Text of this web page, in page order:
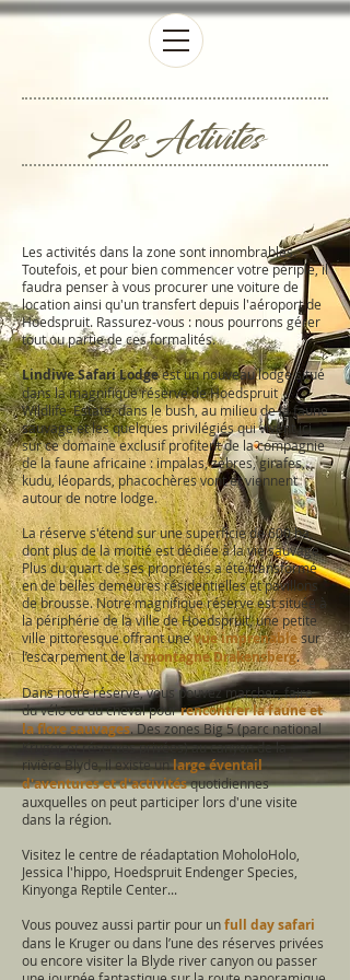
Les Activités
Les activités dans la zone sont innombrables.
Toutefois, et pour bien commencer votre périple, il
faudra penser à vous procurer une voiture de
location ainsi qu'un transfert depuis l'aéroport de
Hoedspruit. Rassurez-vous : nous pourrons gérer
tout ou partie de ces formalités.
Lindiwe Safari Lodgeest un nouveau lodge situé
dans la magnifique réserve de Hoedspruit
Wildlife Estate, dans le bush, au milieu de la faune
sauvage et les quelques privilégiés qui vivent ici
sur ce domaine exclusif profitent de la compagnie
de la faune africaine : impalas, zèbres, girafes,
kudu, léopards, phacochères vont et viennent
autour de notre lodge.
La réserve s'étend sur une superficie de 600 ha,
dont plus de la moitié est dédiée à la vie sauvage.
Plus du quart de ses propriétés a été transformé
en de belles demeures résidentielles et pavillons
de brousse. Notre magnifique réserve est située à
la périphérie de la ville de Hoedspruit, une petite
ville pittoresque offrant unevue imprenablesur
l’escarpement de lamontagne Drakensberg.
Dans notre réserve, vous pouvez marcher, faire
du vélo ou du cheval pourrencontrer la faune et
la flore sauvages. Des zones Big 5 (parc national
Kruger et réserves privées) au canyon de la
rivière Blyde, il existe unlarge éventail
d'aventures et d'activitésquotidiennes
auxquelles on peut participer lors d'une visite
dans la région.
Visitez le centre de réadaptation MoholoHolo,
Jessica l'hippo, Hoedspruit Endenger Species,
Kinyonga Reptile Center...
Vous pouvez aussi partir pour unfull day safari
dans le Kruger ou dans l’une des réserves privées
ou encore visiter la Blyde river canyon ou passer